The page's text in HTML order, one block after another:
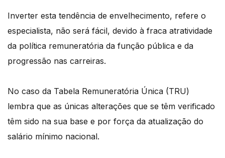
Inverter esta tendência de envelhecimento, refere o
especialista, não será fácil, devido à fraca atratividade
da política remuneratória da função pública e da
progressão nas carreiras.
No caso da Tabela Remuneratória Única (TRU)
lembra que as únicas alterações que se têm verificado
têm sido na sua base e por força da atualização do
salário mínimo nacional.